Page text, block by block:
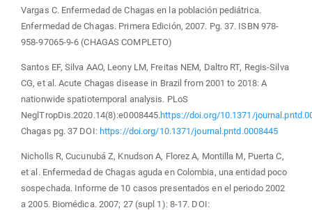
Vargas C. Enfermedad de Chagas en la población pediátrica.
Enfermedad de Chagas. Primera Edición, 2007. Pg. 37. ISBN 978-
958-97065-9-6 (CHAGAS COMPLETO)
Santos EF, Silva AAO, Leony LM, Freitas NEM, Daltro RT, Regis-Silva
CG, et al. Acute Chagas disease in Brazil from 2001 to 2018: A
nationwide spatiotemporal analysis. PLoS
NeglTropDis.2020.14(8):e0008445.https://doi.org/10.1371/
Chagas pg. 37 DOI: https://doi.org/10.1371/journal.pntd.0008445
Nicholls R, Cucunubá Z, Knudson A, Florez A, Montilla M, Puerta C,
et al. Enfermedad de Chagas aguda en Colombia, una entidad poco
sospechada. Informe de 10 casos presentados en el periodo 2002
a 2005. Biomédica. 2007; 27 (supl 1): 8-17. DOI: